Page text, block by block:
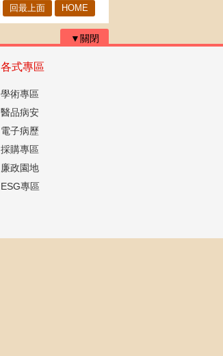
回最上面 HOME
▼關閉
各式專區
學術專區
醫品病安
電子病歷
採購專區
廉政園地
ESG專區